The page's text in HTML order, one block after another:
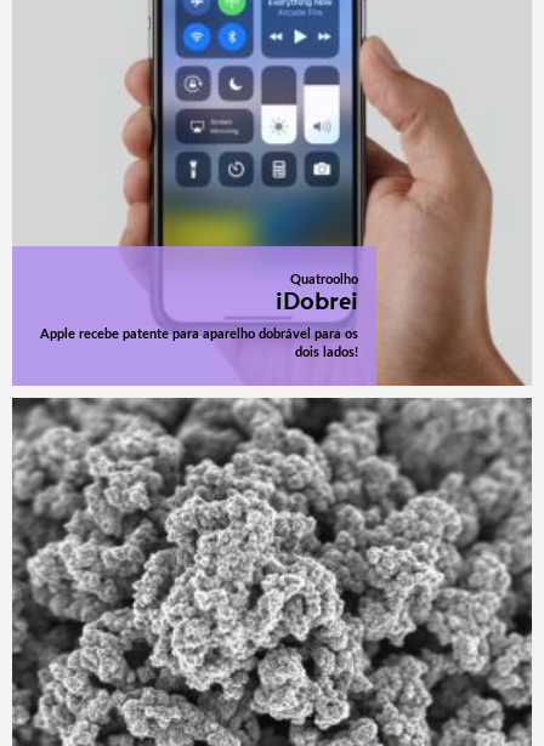
Quatroolho
iDobrei
Apple recebe patente para aparelho dobrável para os
dois lados!